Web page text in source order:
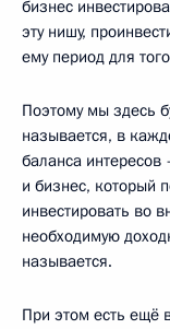
бизнес
эту нишу,
ему период для
Поэтому мы здесь
называется, в
баланса
и бизнес, который
инвестировать во
необходимую
называется.
При этом есть ещё